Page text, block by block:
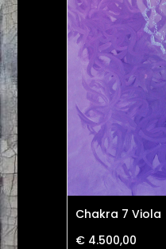
Chakra 7 Viola
€ 4.500,00